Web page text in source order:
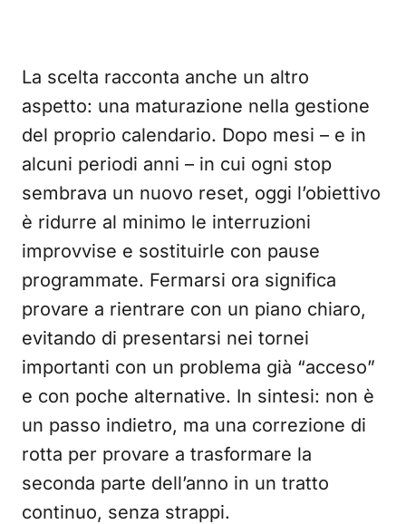
La scelta racconta anche un altro
aspetto: una maturazione nella gestione
del proprio calendario. Dopo mesi – e in
alcuni periodi anni – in cui ogni stop
sembrava un nuovo reset, oggi l’obiettivo
è ridurre al minimo le interruzioni
improvvise e sostituirle con pause
programmate. Fermarsi ora significa
provare a rientrare con un piano chiaro,
evitando di presentarsi nei tornei
importanti con un problema già “acceso”
e con poche alternative. In sintesi: non è
un passo indietro, ma una correzione di
rotta per provare a trasformare la
seconda parte dell’anno in un tratto
continuo, senza strappi.